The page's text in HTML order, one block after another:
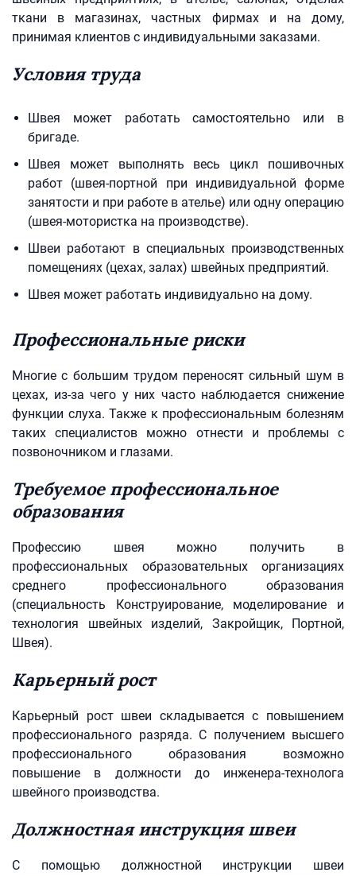
ткани в магазинах, частных фирмах и на дому,
принимая клиентов с индивидуальными заказами.
Условия труда
Швея может работать самостоятельно или в
бригаде.
Швея может выполнять весь цикл пошивочных
работ (швея-портной при индивидуальной форме
занятости и при работе в ателье) или одну операцию
(швея-мотористка на производстве).
Швеи работают в специальных производственных
помещениях (цехах, залах) швейных предприятий.
Швея может работать индивидуально на дому.
Профессиональные риски
Многие с большим трудом переносят сильный шум в
цехах, из-за чего у них часто наблюдается снижение
функции слуха. Также к профессиональным болезням
таких специалистов можно отнести и проблемы с
позвоночником и глазами.
Требуемое профессиональное
образования
Профессию швея можно получить в
профессиональных образовательных организациях
среднего профессионального образования
(специальность Конструирование, моделирование и
технология швейных изделий, Закройщик, Портной,
Швея).
Карьерный рост
Карьерный рост швеи складывается с повышением
профессионального разряда. С получением высшего
профессионального образования возможно
повышение в должности до инженера-технолога
швейного производства.
Должностная инструкция швеи
С помощью должностной инструкции швеи